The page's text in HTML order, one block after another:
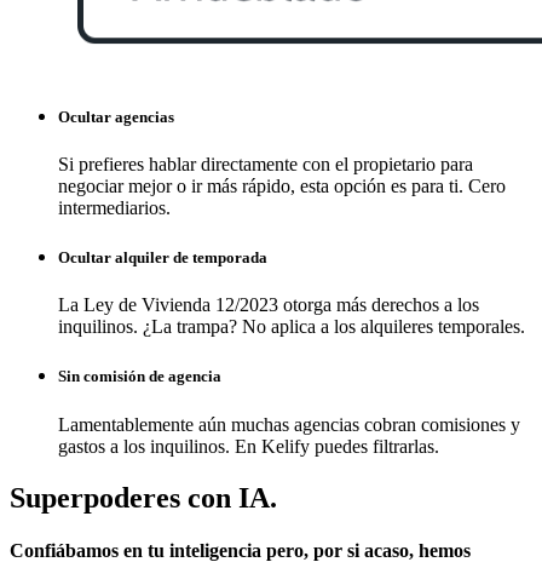
Ocultar agencias
Si prefieres hablar directamente con el propietario para
negociar mejor o ir más rápido, esta opción es para ti. Cero
intermediarios.
Ocultar alquiler de temporada
La Ley de Vivienda 12/2023 otorga más derechos a los
inquilinos. ¿La trampa? No aplica a los alquileres temporales.
Sin comisión de agencia
Lamentablemente aún muchas agencias cobran comisiones y
gastos a los inquilinos. En Kelify puedes filtrarlas.
Superpoderes con IA.
Confiábamos en tu inteligencia pero, por si acaso, hemos